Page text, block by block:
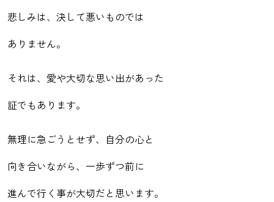
悲しみは、決して悪いものでは
ありません。
それは、愛や大切な思い出があった
証でもあります。
無理に急ごうとせず、自分の心と
向き合いながら、一歩ずつ前に
進んで行く事が大切だと思います。